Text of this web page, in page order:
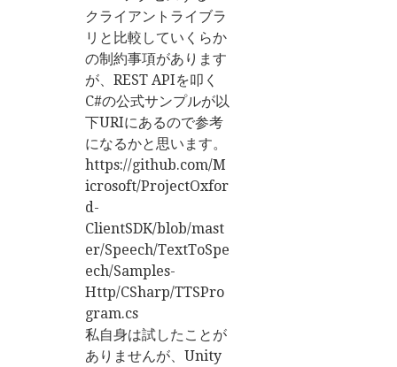
クライアントライブラ
リと比較していくらか
の制約事項があります
が、REST APIを叩く
C#の公式サンプルが以
下URIにあるので参考
になるかと思います。
https://github.com/M
icrosoft/ProjectOxfor
d-
ClientSDK/blob/mast
er/Speech/TextToSpe
ech/Samples-
Http/CSharp/TTSPro
gram.cs
私自身は試したことが
ありませんが、Unity